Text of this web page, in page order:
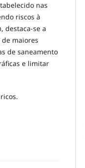
nas
riscos à
destaca-se a
maiores
de saneamento
e limitar